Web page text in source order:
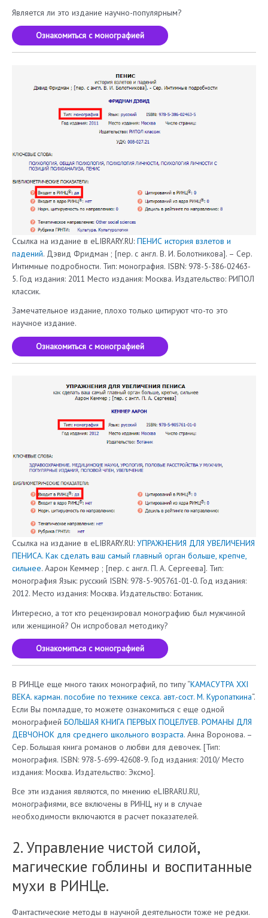
Является ли это издание научно-популярным?
Ознакомиться с монографией
Ссылка на издание в eLIBRARY.RU: ПЕНИС история взлетов и
падений. Дэвид Фридман ; [пер. с англ. В. И. Болотникова]. – Сер.
Интимные подробности. Тип: монография. ISBN: 978-5-386-02463-
5. Год издания: 2011 Место издания: Москва. Издательство: РИПОЛ
классик.
Замечательное издание, плохо только цитируют что-то это
научное издание.
Ознакомиться с монографией
Ссылка на издание в eLIBRARY.RU: УПРАЖНЕНИЯ ДЛЯ УВЕЛИЧЕНИЯ
ПЕНИСА. Как сделать ваш самый главный орган больше, крепче,
сильнее. Аарон Кеммер ; [пер. с англ. П. А. Сергеева]. Тип:
монография Язык: русский ISBN: 978-5-905761-01-0. Год издания:
2012. Место издания: Москва. Издательство: Ботаник.
Интересно, а тот кто рецензировал монографию был мужчиной
или женщиной? Он испробовал методику?
Ознакомиться с монографией
В РИНЦе еще много таких монографий, по типу “КАМАСУТРА XXI
ВЕКА. карман. пособие по технике секса. авт.-сост. М. Куропаткина“.
Если Вы помладше, то можете ознакомиться с еще одной
монографией БОЛЬШАЯ КНИГА ПЕРВЫХ ПОЦЕЛУЕВ. РОМАНЫ ДЛЯ
ДЕВЧОНОК для среднего школьного возраста. Анна Воронова. –
Сер. Большая книга романов о любви для девочек. [Тип:
монография. ISBN: 978-5-699-42608-9. Год издания: 2010/ Место
издания: Москва. Издательство: Эксмо].
Все эти издания являются, по мнению eLIBRARU.RU,
монографиями, все включены в РИНЦ, ну и в случае
необходимости включаются в расчет показателей.
2. Управление чистой силой,
магические гоблины и воспитанные
мухи в РИНЦе.
Фантастические методы в научной деятельности тоже не редки.